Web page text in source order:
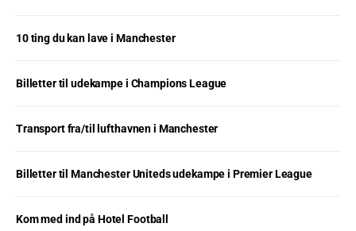
10 ting du kan lave i Manchester
Billetter til udekampe i Champions League
Transport fra/til lufthavnen i Manchester
Billetter til Manchester Uniteds udekampe i Premier League
Kom med ind på Hotel Football